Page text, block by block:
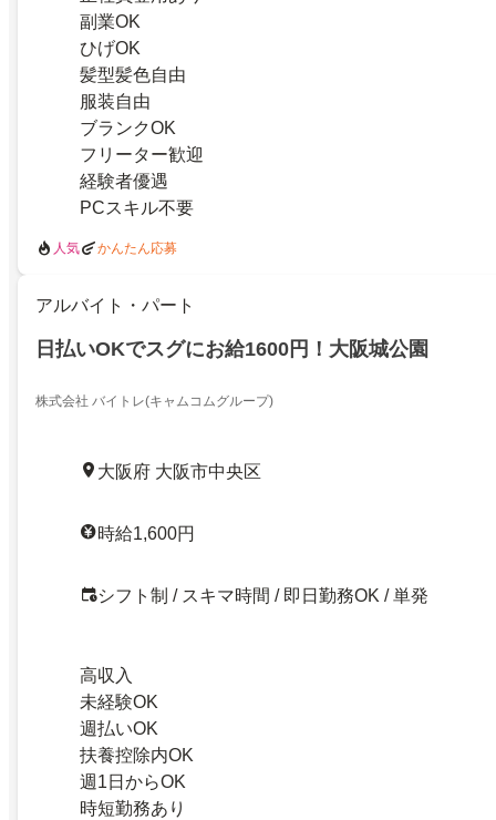
副業OK
ひげOK
髪型髪色自由
服装自由
ブランクOK
フリーター歓迎
経験者優遇
PCスキル不要
人気 かんたん応募
アルバイト・パート
日払いOKでスグにお給1600円！大阪城公園
株式会社 バイトレ(キャムコムグループ)
大阪府 大阪市中央区
時給1,600円
シフト制 / スキマ時間 / 即日勤務OK / 単発
高収入
未経験OK
週払いOK
扶養控除内OK
週1日からOK
時短勤務あり